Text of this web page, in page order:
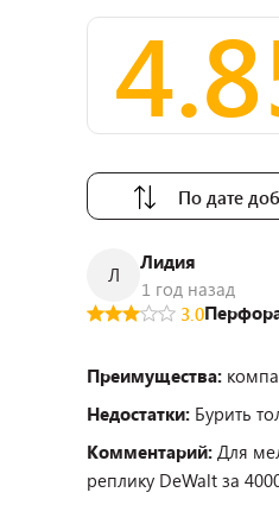
По дате
Л
Лидия
1 год назад
3.0
Преимущества:
Недостатки: Бурить
Комментарий: Для
реплику DeWalt за